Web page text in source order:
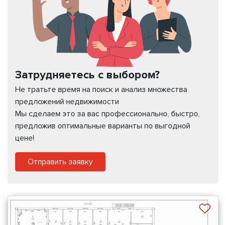
Затрудняетесь с выбором?
Не тратьте время на поиск и анализ множества
предложений недвижимости
Мы сделаем это за вас профессионально, быстро,
предложив оптимальные варианты по выгодной
цене!
Отправить заявку